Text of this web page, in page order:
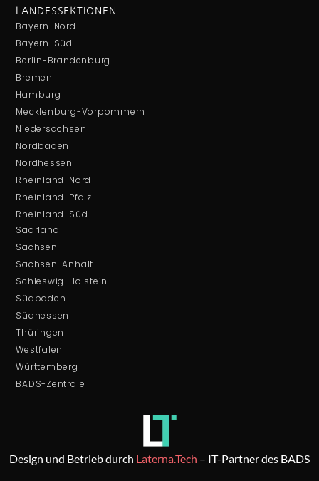
LANDESSEKTIONEN
Bayern-Nord
Bayern-Süd
Berlin-Brandenburg
Bremen
Hamburg
Mecklenburg-Vorpommern
Niedersachsen
Nordbaden
Nordhessen
Rheinland-Nord
Rheinland-Pfalz
Rheinland-Süd
Saarland
Sachsen
Sachsen-Anhalt
Schleswig-Holstein
Südbaden
Südhessen
Thüringen
Westfalen
Württemberg
BADS-Zentrale
Design und Betrieb durch Laterna.Tech – IT-Partner des BADS